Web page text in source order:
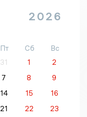
2026
Пт Сб
Вс
31 1
2
7 8
9
14 15
16
21 22
23